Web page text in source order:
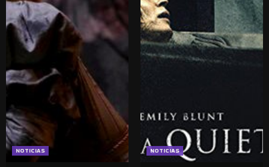
NOTICIAS NOTICIAS